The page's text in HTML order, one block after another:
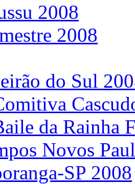
2008
2008
do Sul
da Rainha
Novos
SP 2008